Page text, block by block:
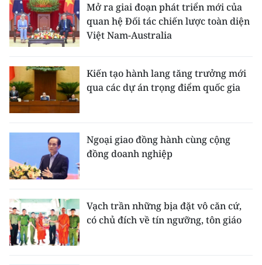
Mở ra giai đoạn phát triển mới của
quan hệ Đối tác chiến lược toàn diện
Việt Nam-Australia
Kiến tạo hành lang tăng trưởng mới
qua các dự án trọng điểm quốc gia
Ngoại giao đồng hành cùng cộng
đồng doanh nghiệp
Vạch trần những bịa đặt vô căn cứ,
có chủ đích về tín ngưỡng, tôn giáo